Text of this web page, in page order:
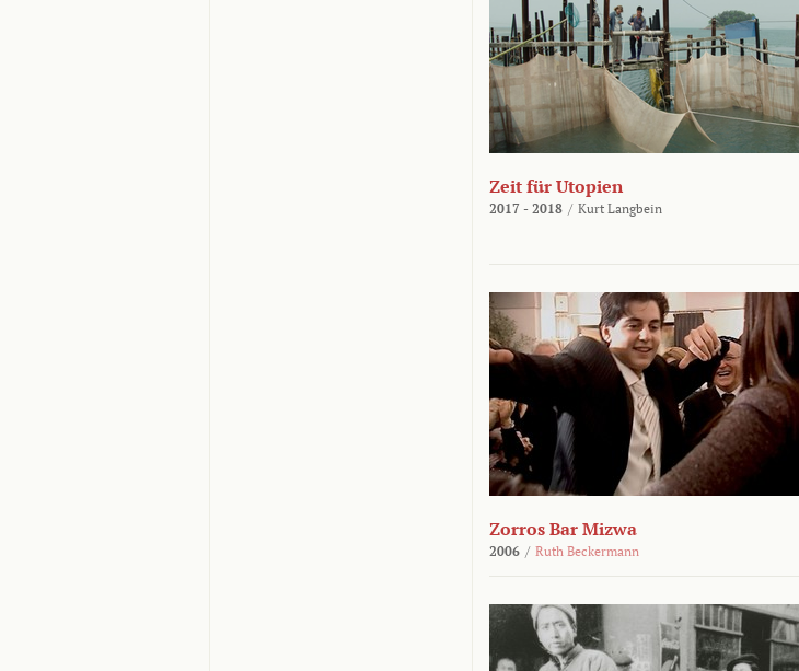
Zeit für Utopien
2017 - 2018 / Kurt Langbein
Zorros Bar Mizwa
2006 / Ruth Beckermann